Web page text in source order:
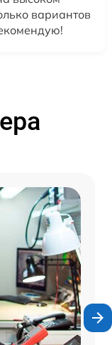
вариантов